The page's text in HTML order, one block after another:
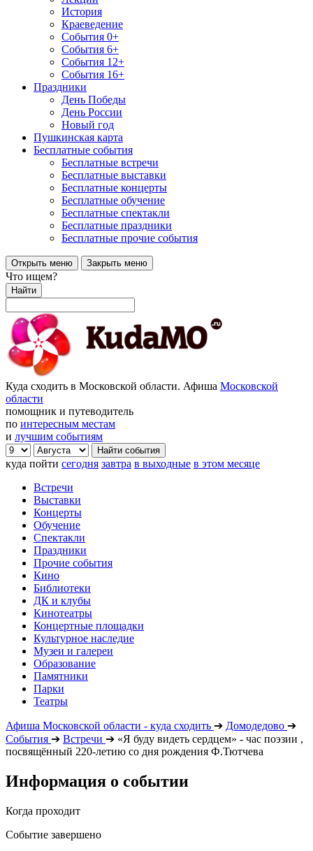
История
Краеведение
События 0+
События 6+
События 12+
События 16+
Праздники
День Победы
День России
Новый год
Пушкинская карта
Бесплатные события
Бесплатные встречи
Бесплатные выставки
Бесплатные концерты
Бесплатные обучение
Бесплатные спектакли
Бесплатные праздники
Бесплатные прочие события
Открыть меню Закрыть меню
Что ищем?
Найти
Куда сходить в Московской области. Афиша Московской
области
помощник и путеводитель
по интересным местам
и лучшим событиям
куда пойти сегодня завтра в выходные в этом месяце
Встречи
Выставки
Концерты
Обучение
Спектакли
Праздники
Прочие события
Кино
Библиотеки
ДК и клубы
Кинотеатры
Концертные площадки
Культурное наследие
Музеи и галереи
Образование
Памятники
Парки
Театры
Афиша Московской области - куда сходить ➔ Домодедово ➔
События ➔ Встречи ➔ «Я буду видеть сердцем» - час поэзии ,
посвящённый 220-летию со дня рождения Ф.Тютчева
Информация о событии
Когда проходит
Событие завершено